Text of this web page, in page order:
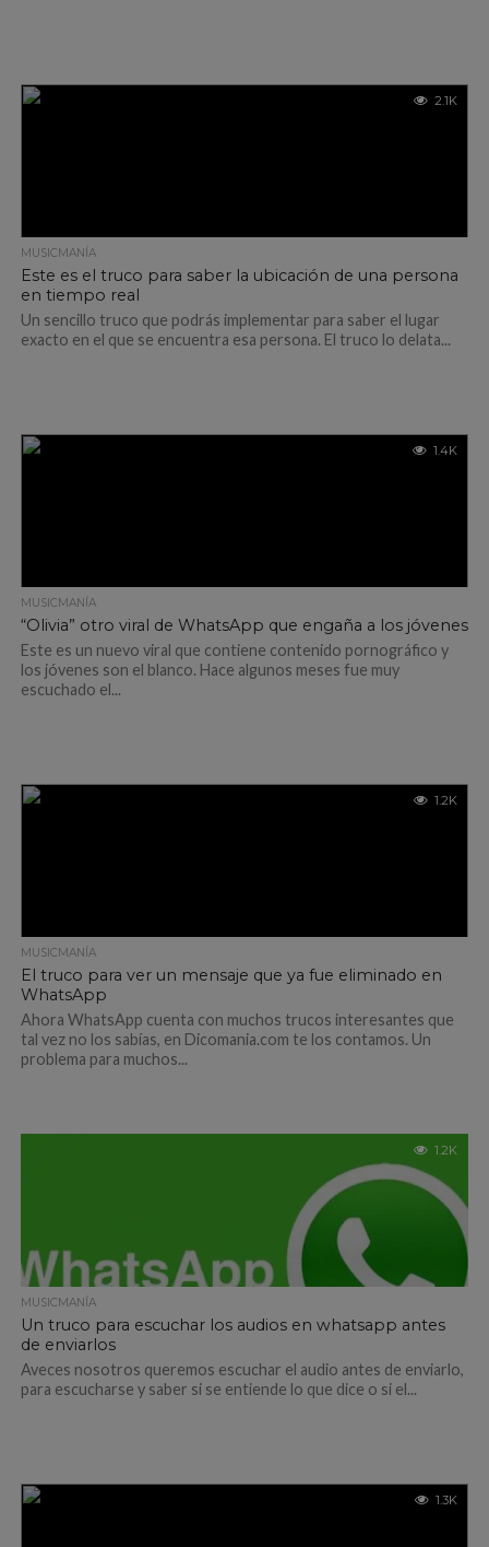
2.1K
MUSICMANÍA
Este es el truco para saber la ubicación de una persona
en tiempo real
Un sencillo truco que podrás implementar para saber el lugar
exacto en el que se encuentra esa persona. El truco lo delata...
1.4K
MUSICMANÍA
“Olivia” otro viral de WhatsApp que engaña a los jóvenes
Este es un nuevo viral que contiene contenido pornográfico y
los jóvenes son el blanco. Hace algunos meses fue muy
escuchado el...
1.2K
MUSICMANÍA
El truco para ver un mensaje que ya fue eliminado en
WhatsApp
Ahora WhatsApp cuenta con muchos trucos interesantes que
tal vez no los sabías, en Dicomania.com te los contamos. Un
problema para muchos...
1.2K
MUSICMANÍA
Un truco para escuchar los audios en whatsapp antes
de enviarlos
Aveces nosotros queremos escuchar el audio antes de enviarlo,
para escucharse y saber si se entiende lo que dice o si el...
1.3K